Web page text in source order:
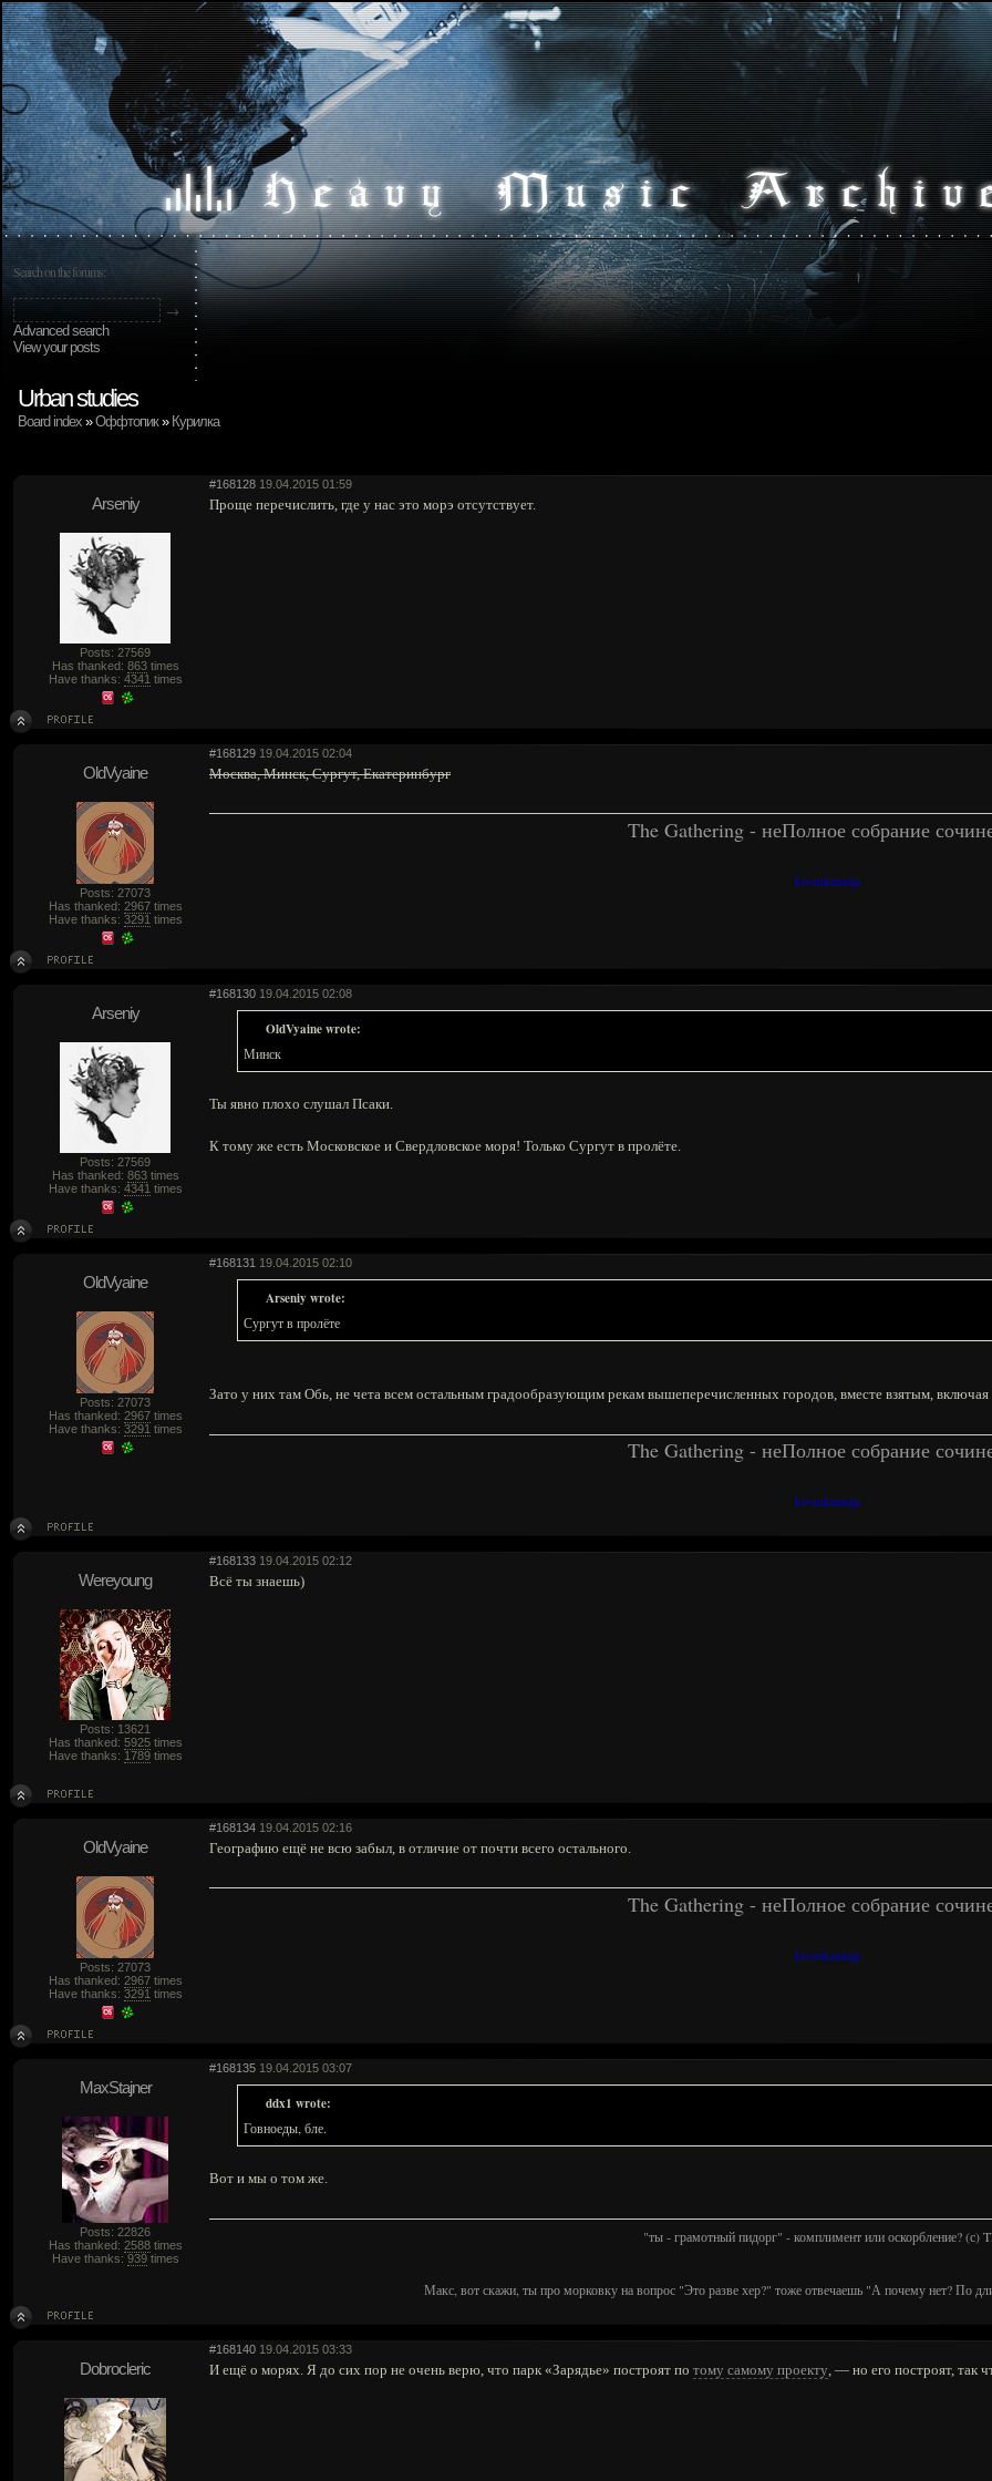
Search on the forums:
Advanced search
View your posts
Urban studies
Board index »Оффтопик» Курилка
#168128 19.04.2015 01:59
Arseniy
Posts: 27569
Has thanked: 863times
Have thanks: 4341 times
Проще перечислить, где у нас это морэ отсутствует.
#168129 19.04.2015 02:04
OldVyaine
Posts: 27073
Has thanked: 2967times
Have thanks: 3291 times
Москва, Минск, Сургут, Екатеринбург
The Gathering - неПолное собрание
kivenkantaja
#168130 19.04.2015 02:08
Arseniy
Posts: 27569
Has thanked: 863times
Have thanks: 4341 times
OldVyaine wrote:
Минск
Ты явно плохо слушал Псаки.
К тому же есть Московское и Свердловское моря! Только Сургут в пролёте.
#168131 19.04.2015 02:10
OldVyaine
Posts: 27073
Has thanked: 2967times
Have thanks: 3291 times
Arseniy wrote:
Сургут в пролёте
Зато у них там Обь, не чета всем остальным градообразующим рекам вышеперечисленных городов, вместе взятым, включая
The Gathering - неПолное собрание
kivenkantaja
#168133 19.04.2015 02:12
Wereyoung
Posts: 13621
Has thanked: 5925times
Have thanks: 1789times
Всё ты знаешь)
#168134 19.04.2015 02:16
OldVyaine
Posts: 27073
Has thanked: 2967times
Have thanks: 3291 times
Географию ещё не всю забыл, в отличие от почти всего остального.
The Gathering - неПолное собрание
kivenkantaja
#168135 19.04.2015 03:07
MaxStajner
Posts: 22826
Has thanked: 2588times
Have thanks: 939times
ddx1 wrote:
Говноеды, бле.
Вот и мы о том же.
"ты - грамотный пидорг" - комплимент или оскорбление? (с)
Макс, вот скажи, ты про морковку на вопрос "Это разве хер?" тоже отвечаешь "А почему нет? По
#168140 19.04.2015 03:33
Dobrocleric И ещё о морях. Я до сих пор не очень верю, что парк «Зарядье» построят по тому самому проекту, — но его построят, так